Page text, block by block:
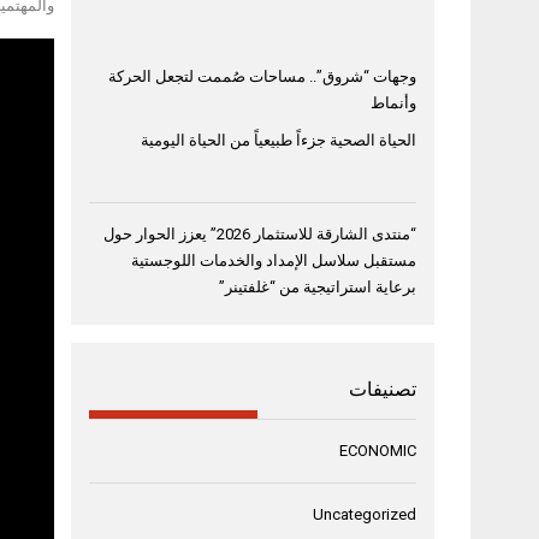
وجهات “شروق”.. مساحات صُممت لتجعل الحركة
وأنماط
الحياة الصحية جزءاً طبيعياً من الحياة اليومية
“منتدى الشارقة للاستثمار 2026” يعزز الحوار حول
مستقبل سلاسل الإمداد والخدمات اللوجستية
برعاية استراتيجية من “غلفتينر”
تصنيفات
ECONOMIC
Uncategorized